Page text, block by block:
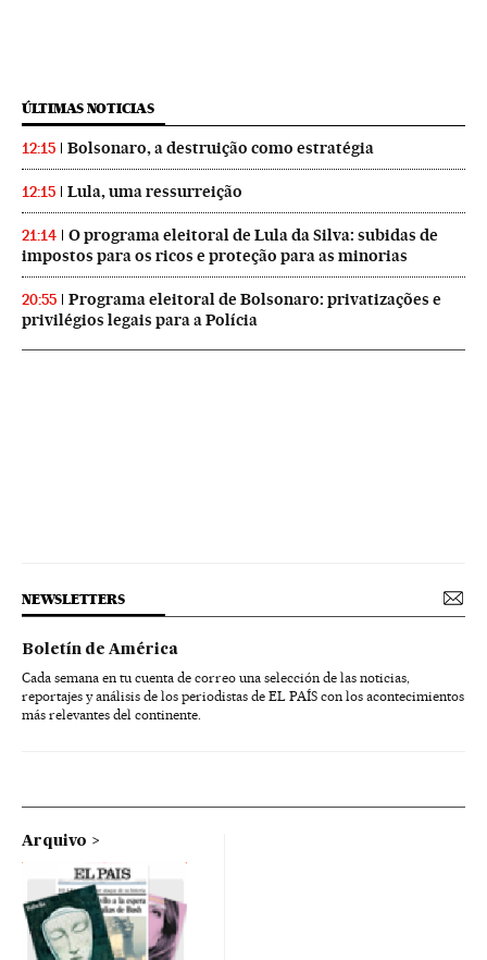
ÚLTIMAS NOTICIAS
12:15 Bolsonaro, a destruição como estratégia
12:15 Lula, uma ressurreição
21:14
O programa eleitoral de Lula da Silva: subidas de
impostos para os ricos e proteção para as minorias
20:55
Programa eleitoral de Bolsonaro: privatizações e
privilégios legais para a Polícia
NEWSLETTERS
Boletín de América
Cada semana en tu cuenta de correo una selección de las noticias,
reportajes y análisis de los periodistas de EL PAÍS con los acontecimientos
más relevantes del continente.
Arquivo